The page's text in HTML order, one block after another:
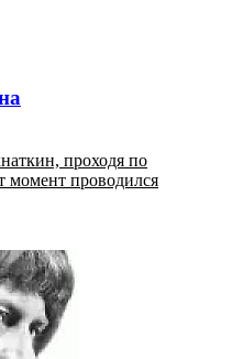
проходя по
момент проводился